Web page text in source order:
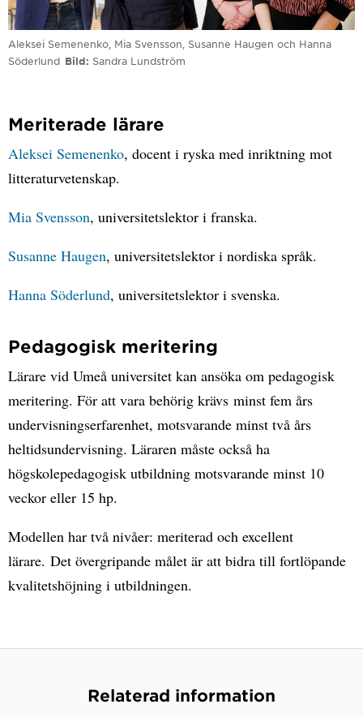
Aleksei Semenenko, Mia Svensson, Susanne Haugen och Hanna
Söderlund Bild Sandra Lundström
Meriterade lärare
Aleksei Semenenko, docent i ryska med inriktning mot
litteraturvetenskap.
Mia Svensson, universitetslektor i franska.
Susanne Haugen, universitetslektor i nordiska språk.
Hanna Söderlund, universitetslektor i svenska.
Pedagogisk meritering
Lärare vid Umeå universitet kan ansöka om pedagogisk
meritering. För att vara behörig krävs minst fem års
undervisningserfarenhet, motsvarande minst två års
heltidsundervisning. Läraren måste också ha
högskolepedagogisk utbildning motsvarande minst 10
veckor eller 15 hp.
Modellen har två nivåer: meriterad och excellent
lärare. Det övergripande målet är att bidra till fortlöpande
kvalitetshöjning i utbildningen.
Relaterad information